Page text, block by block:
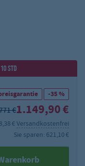
STD
-35 %
€1.149,90 €
€ Versandkostenfrei
Sie sparen: 621,10 €